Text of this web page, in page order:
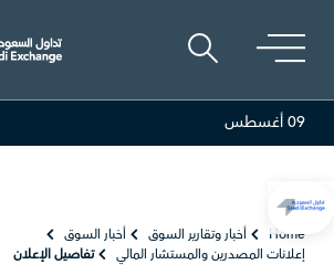
82.60
0.90 (1.10%)
09 أغسطس
Home أخبار وتقارير السوق
أخبار السوق
إعلانات المصدرين والمستشار المالي
تفاصيل الإعلان